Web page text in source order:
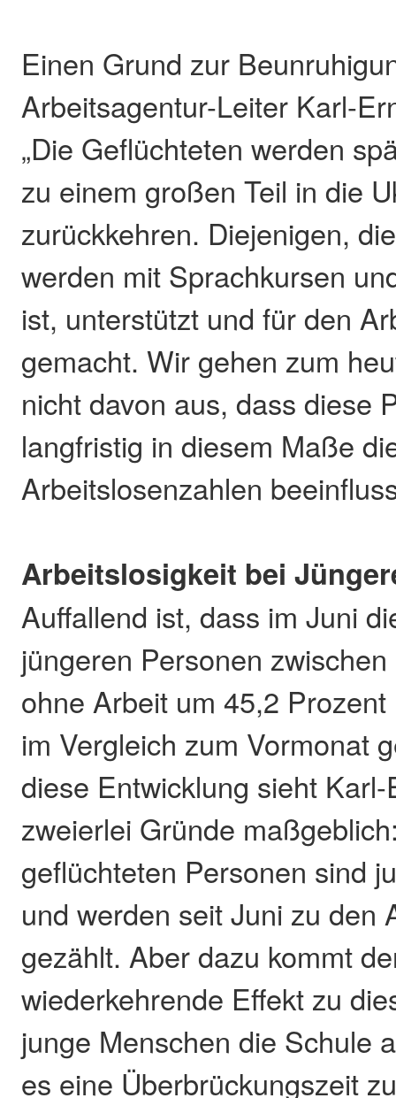
Einen Grund zur
Arbeitsagentur-Leiter Karl-
„Die Geflüchteten werden
zu einem großen Teil in die
zurückkehren. Diejenigen,
werden mit Sprachkursen
ist, unterstützt und für den
gemacht. Wir gehen zum
nicht davon aus, dass diese
langfristig in diesem Maße
Arbeitslosenzahlen
Arbeitslosigkeit bei
Auffallend ist, dass im Juni
jüngeren Personen
ohne Arbeit um 45,2
im Vergleich zum Vormonat
diese Entwicklung sieht
zweierlei Gründe
geflüchteten Personen sind
und werden seit Juni zu den
gezählt. Aber dazu kommt
wiederkehrende Effekt zu
junge Menschen die Schule
es eine Überbrückungszeit